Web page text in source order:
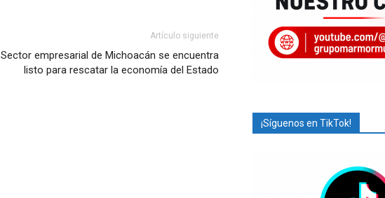
Artículo siguiente
Sector empresarial de Michoacán se encuentra
listo para rescatar la economía del Estado
¡Síguenos en TikTok!